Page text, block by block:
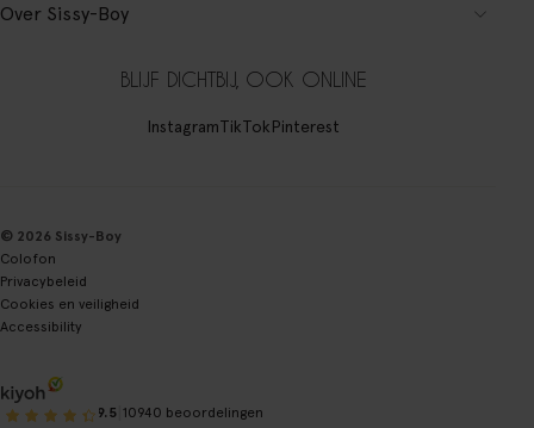
Over Sissy-Boy
BLIJF DICHTBIJ, OOK ONLINE
InstagramTikTokPinterest
© 2026 Sissy-Boy
Colofon
Privacybeleid
Cookies en veiligheid
Accessibility
9.5 10940 beoordelingen